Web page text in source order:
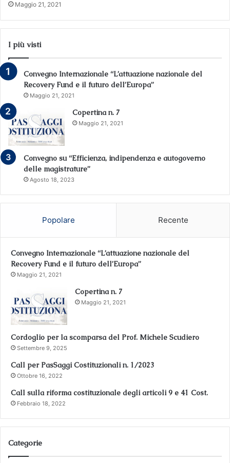
Maggio 21, 2021
I più visti
Convegno Internazionale “L’attuazione nazionale del
Recovery Fund e il futuro dell’Europa”
Maggio 21, 2021
Copertina n. 7
Maggio 21, 2021
Convegno su “Efficienza, indipendenza e autogoverno
delle magistrature”
Agosto 18, 2023
Popolare Recente
Convegno Internazionale “L’attuazione nazionale del
Recovery Fund e il futuro dell’Europa”
Maggio 21, 2021
Copertina n. 7
Maggio 21, 2021
Cordoglio per la scomparsa del Prof. Michele Scudiero
Settembre 9, 2025
Call per PasSaggi Costituzionali n. 1/2023
Ottobre 16, 2022
Call sulla riforma costituzionale degli articoli 9 e 41 Cost.
Febbraio 18, 2022
Categorie